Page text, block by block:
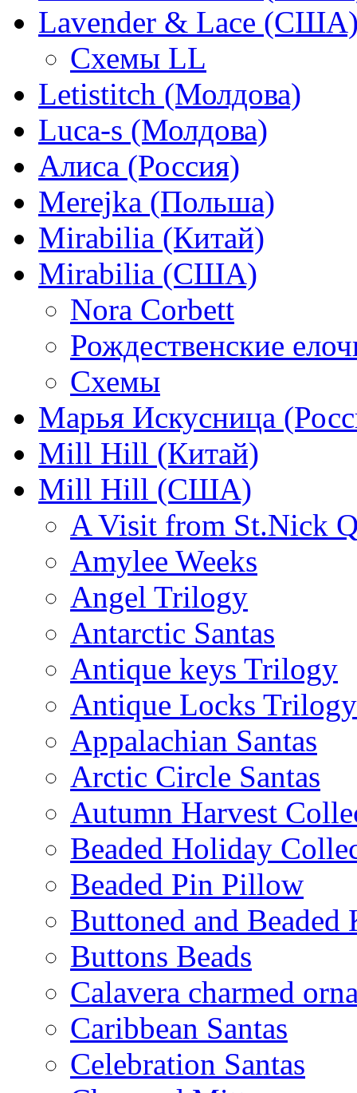
Lavender & Lace
Схемы LL
Letistitch (Молдова)
Luca-s (Молдова)
Алиса (Россия)
Merejka (Польша)
Mirabilia (Китай)
Mirabilia (США)
Nora Corbett
Рождественские
Схемы
Марья Искусница
Mill Hill (Китай)
Mill Hill (США)
A Visit from St.Nick
Amylee Weeks
Angel Trilogy
Antarctic Santas
Antique keys Trilogy
Antique Locks Trilogy
Appalachian Santas
Arctic Circle Santas
Autumn Harvest
Beaded Holiday
Beaded Pin Pillow
Buttoned and Beaded
Buttons Beads
Calavera charmed
Caribbean Santas
Celebration Santas